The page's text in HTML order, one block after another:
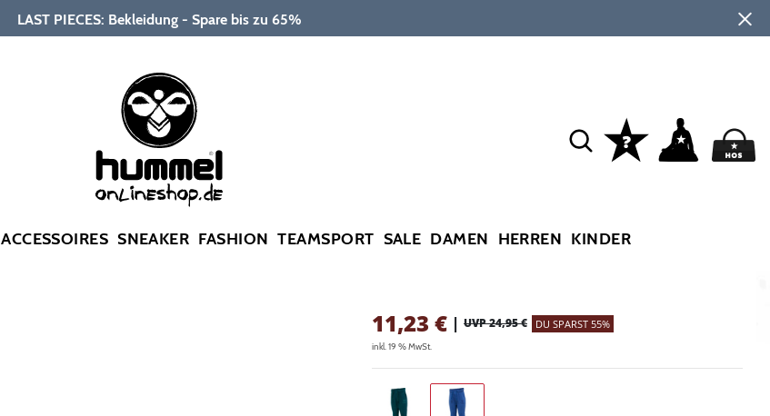
LAST PIECES: Bekleidung - Spare bis zu 65%
ACCESSOIRES SNEAKER FASHION TEAMSPORT SALE DAMEN HERREN KINDER
11,23 € | UVP 24,95 € DU SPARST 55%
inkl. 19 % MwSt.